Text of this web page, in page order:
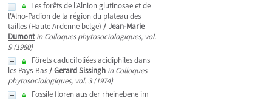
Les forêts de l'Alnion glutinosae et de
l'Alno-Padion de la région du plateau des
tailles (Haute Ardenne belge) /Jean-Marie
Dumont in Colloques phytosociologiques, vol.
9 (1980)
Fôrets caducifoliées acidiphiles dans
les Pays-Bas/Gerard Sissingh in Colloques
phytosociologiques, vol. 3 (1974)
Fossile floren aus der rheinebene im